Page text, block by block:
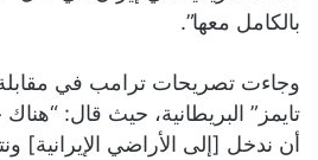
بالكامل معها”.
وجاءت تصريحات ترامب في
تايمز” البريطانية، حيث قال:
أن ندخل [إلى الأراضي الإيرانية]